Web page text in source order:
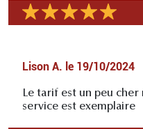
Lison A. le 19/10/2024
Le tarif est un peu cher
service est exemplaire